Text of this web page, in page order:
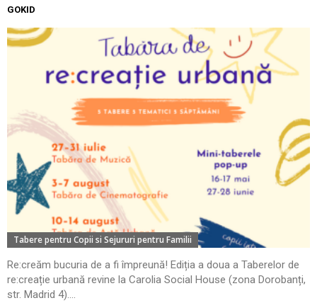
GOKID
Tabere pentru Copii si Sejururi pentru Familii
Re:creăm bucuria de a fi împreună! Ediția a doua a Taberelor de
re:creație urbană revine la Carolia Social House (zona Dorobanți,
str. Madrid 4)....